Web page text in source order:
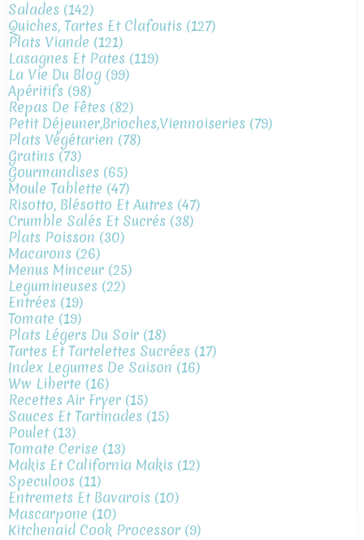
Salades (142)
Quiches, Tartes Et Clafoutis (127)
Plats Viande (121)
Lasagnes Et Pates (119)
La Vie Du Blog (99)
Apéritifs (98)
Repas De Fêtes (82)
Petit Déjeuner,brioches,viennoiseries (79)
Plats Végétarien (78)
Gratins (73)
Gourmandises (65)
Moule Tablette (47)
Risotto, Blésotto Et Autres (47)
Crumble Salés Et Sucrés (38)
Plats Poisson (30)
Macarons (26)
Menus Minceur (25)
Legumineuses (22)
Entrées (19)
Tomate (19)
Plats Légers Du Soir (18)
Tartes Et Tartelettes Sucrées (17)
Index Legumes De Saison (16)
Ww Liberte (16)
Recettes Air Fryer (15)
Sauces Et Tartinades (15)
Poulet(13)
Tomate Cerise (13)
Makis Et California Makis (12)
Speculoos (11)
Entremets Et Bavarois (10)
Mascarpone (10)
Kitchenaid Cook Processor (9)